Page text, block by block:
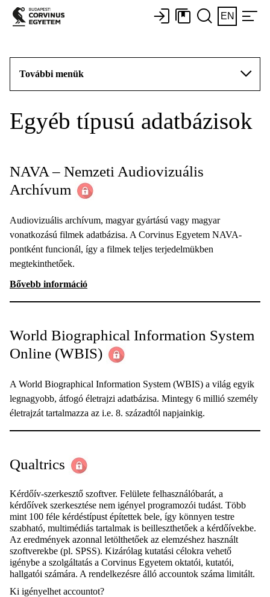
EN
További menük
Egyéb típusú adatbázisok
NAVA – Nemzeti Audiovizuális
Archívum
Audiovizuális archívum, magyar gyártású vagy magyar
vonatkozású filmek adatbázisa. A Corvinus Egyetem NAVA-
pontként funcionál, így a filmek teljes terjedelmükben
megtekinthetőek.
Bővebb információ
World Biographical Information System
Online (WBIS)
A World Biographical Information System (WBIS) a világ egyik
legnagyobb, átfogó életrajzi adatbázisa. Mintegy 6 millió személy
életrajzát tartalmazza az i.e. 8. századtól napjainkig.
Qualtrics
Kérdőív-szerkesztő szoftver. Felülete felhasználóbarát, a
kérdőívek szerkesztése nem igényel programozói tudást. Több
mint 100 féle kérdéstípust építettek bele, így könnyen testre
szabható, multimédiás tartalmak is beilleszthetőek a kérdőívekbe.
Az eredmények azonnal letölthetőek az elemzéshez használt
szoftverekbe (pl. SPSS). Kizárólag kutatási célokra vehető
igénybe a szolgáltatás a Corvinus Egyetem oktatói, kutatói,
hallgatói számára. A rendelkezésre álló accountok száma limitált.
Ki igényelhet accountot?